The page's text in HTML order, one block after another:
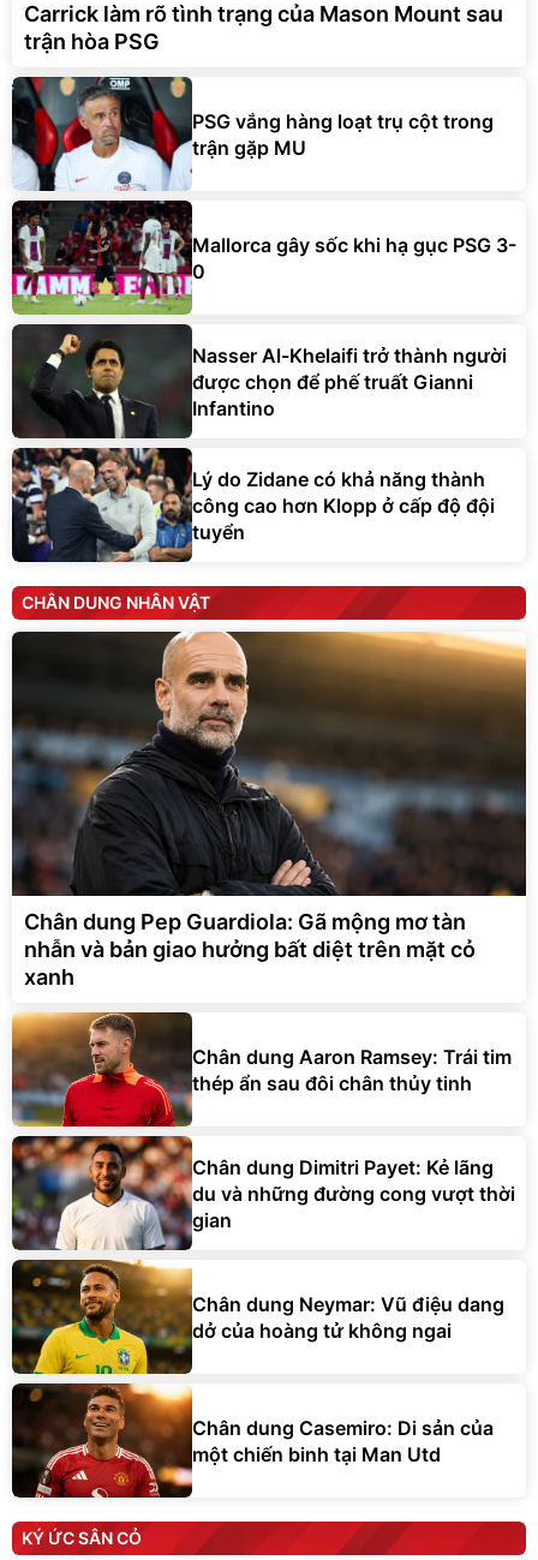
Carrick làm rõ tình trạng của Mason Mount sau
trận hòa PSG
PSG vắng hàng loạt trụ cột trong
trận gặp MU
Mallorca gây sốc khi hạ gục PSG 3-
0
Nasser Al-Khelaifi trở thành người
được chọn để phế truất Gianni
Infantino
Lý do Zidane có khả năng thành
công cao hơn Klopp ở cấp độ đội
tuyển
CHÂN DUNG NHÂN VẬT
Chân dung Pep Guardiola: Gã mộng mơ tàn
nhẫn và bản giao hưởng bất diệt trên mặt cỏ
xanh
Chân dung Aaron Ramsey: Trái tim
thép ẩn sau đôi chân thủy tinh
Chân dung Dimitri Payet: Kẻ lãng
du và những đường cong vượt thời
gian
Chân dung Neymar: Vũ điệu dang
dở của hoàng tử không ngai
Chân dung Casemiro: Di sản của
một chiến binh tại Man Utd
KÝ ỨC SÂN CỎ